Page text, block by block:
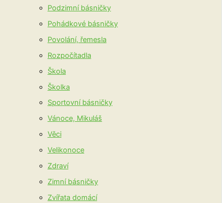
Podzimní básničky
Pohádkové básničky
Povolání, řemesla
Rozpočítadla
Škola
Školka
Sportovní básničky
Vánoce, Mikuláš
Věci
Velikonoce
Zdraví
Zimní básničky
Zvířata domácí